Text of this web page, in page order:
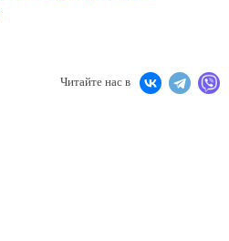
Читайте нас в